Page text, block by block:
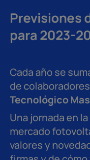
Previsiones
para 2023-
Cada año se
de
Tecnológico
Una jornada en
mercado
valores y